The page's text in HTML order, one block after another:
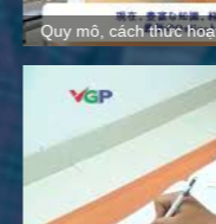
Quy mô, cách thức